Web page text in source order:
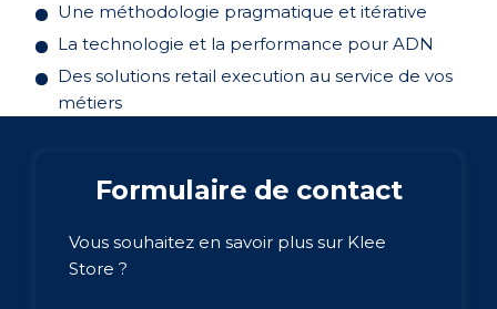
Une méthodologie pragmatique et itérative
La technologie et la performance pour ADN
Des solutions retail execution au service de vos
métiers
Formulaire de contact
Vous souhaitez en savoir plus sur Klee
Store ?